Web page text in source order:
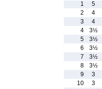
1
5
2
4
3
4
4
3½
5
3½
6
3½
7
3½
8
3½
9
3
10
3